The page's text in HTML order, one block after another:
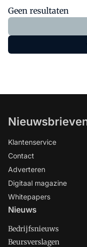
Geen resultaten
Klantenservice
Contact
Adverteren
Digitaal magazine
Whitepapers
Nieuws
Bedrijfsnieuws
Beursverslagen